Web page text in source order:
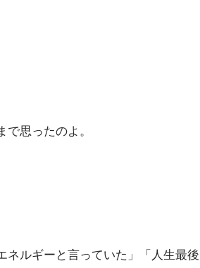
思ったのよ。
ネルギーと言っていた」「人生最後